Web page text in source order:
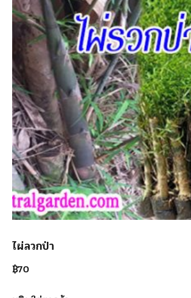
ไผ่ลวกป่า
฿70